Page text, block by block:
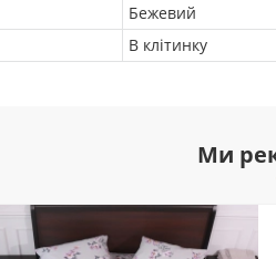
Бежевий
В клітинку
Ми